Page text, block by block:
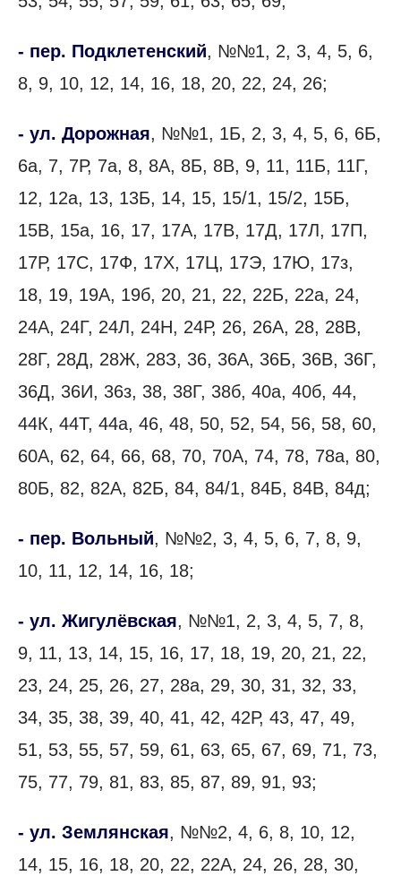
- пер. Подклетенский, №№1, 2, 3, 4, 5, 6,
8, 9, 10, 12, 14, 16, 18, 20, 22, 24, 26;
- ул. Дорожная, №№1, 1Б, 2, 3, 4, 5, 6, 6Б,
6а, 7, 7Р, 7а, 8, 8А, 8Б, 8В, 9, 11, 11Б, 11Г,
12, 12а, 13, 13Б, 14, 15, 15/1, 15/2, 15Б,
15В, 15а, 16, 17, 17А, 17В, 17Д, 17Л, 17П,
17Р, 17С, 17Ф, 17Х, 17Ц, 17Э, 17Ю, 17з,
18, 19, 19А, 19б, 20, 21, 22, 22Б, 22а, 24,
24А, 24Г, 24Л, 24Н, 24Р, 26, 26А, 28, 28В,
28Г, 28Д, 28Ж, 28З, 36, 36А, 36Б, 36В, 36Г,
36Д, 36И, 36з, 38, 38Г, 38б, 40а, 40б, 44,
44К, 44Т, 44а, 46, 48, 50, 52, 54, 56, 58, 60,
60А, 62, 64, 66, 68, 70, 70А, 74, 78, 78а, 80,
80Б, 82, 82А, 82Б, 84, 84/1, 84Б, 84В, 84д;
- пер. Вольный, №№2, 3, 4, 5, 6, 7, 8, 9,
10, 11, 12, 14, 16, 18;
- ул. Жигулёвская, №№1, 2, 3, 4, 5, 7, 8,
9, 11, 13, 14, 15, 16, 17, 18, 19, 20, 21, 22,
23, 24, 25, 26, 27, 28а, 29, 30, 31, 32, 33,
34, 35, 38, 39, 40, 41, 42, 42Р, 43, 47, 49,
51, 53, 55, 57, 59, 61, 63, 65, 67, 69, 71, 73,
75, 77, 79, 81, 83, 85, 87, 89, 91, 93;
- ул. Землянская, №№2, 4, 6, 8, 10, 12,
14, 15, 16, 18, 20, 22, 22А, 24, 26, 28, 30,